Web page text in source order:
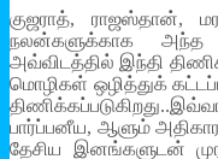
குஜராத், ராஜஸ்தான்,
நலன்களுக்காக அந்த
அவ்விடத்தில் இந்தி
மொழிகள் ஒழித்துக்
பார்ப்பனீய, ஆளும்
தேசிய இனங்களுடன்